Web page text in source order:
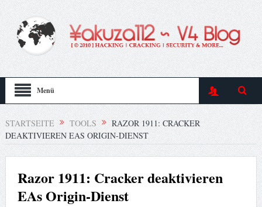
Menü
STARTSEITE TOOLS
RAZOR 1911: CRACKER
DEAKTIVIEREN EAS ORIGIN-DIENST
Razor 1911: Cracker deaktivieren
EAs Origin-Dienst